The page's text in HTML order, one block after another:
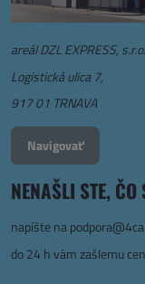
areál DZL EXPRESS, s.r.o.
Logistická ulica 7,
917 01 TRNAVA
Navigovať
NENAŠLI STE,
napíšte na
do 24 h vám zašlemu